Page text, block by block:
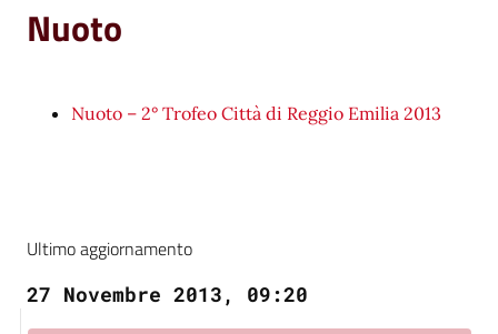
Nuoto
Nuoto – 2° Trofeo Città di Reggio Emilia 2013
Ultimo aggiornamento
27 Novembre 2013, 09:20